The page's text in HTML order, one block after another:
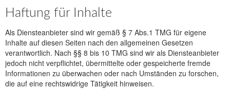
Haftung für Inhalte
Als Diensteanbieter sind wir gemäß § 7 Abs.1 TMG für eigene
Inhalte auf diesen Seiten nach den allgemeinen Gesetzen
verantwortlich. Nach §§ 8 bis 10 TMG sind wir als Diensteanbieter
jedoch nicht verpflichtet, übermittelte oder gespeicherte fremde
Informationen zu überwachen oder nach Umständen zu forschen,
die auf eine rechtswidrige Tätigkeit hinweisen.